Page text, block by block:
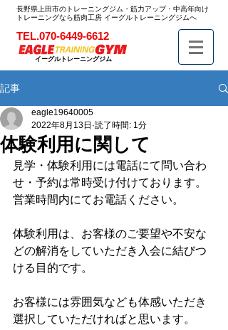
長野県上田市のトレーニングジム・筋力アップ・中高年向け
トレーニングなら筋肉工房 イーグルトレーニングジムへ
TEL.070-6449-6612
イーグルトレーニングジム
記事
体験利用に関して
eagle19640005
2022年8月13日 読了時間: 1分
見学・体験利用には電話にて問い合わ
せ・予約は常時受け付けております。
営業時間内にてお電話ください。
体験利用は、お客様のご要望や不安な
どの解消をしていただき入会に結びつ
ける目的です。
お客様には雰囲気なども体感いただき
選択していただければと思います。